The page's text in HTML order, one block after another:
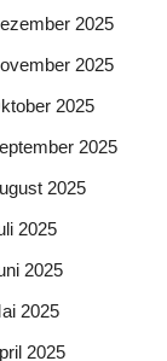
2025
2025
2025
2025
2025
2025
2025
2025
2025